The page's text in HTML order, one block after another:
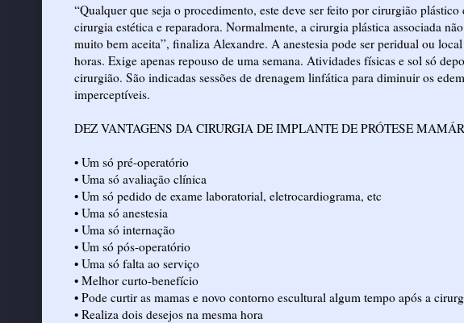
“Qualquer que seja o procedimento, este deve ser feito por cirurgião
cirurgia estética e reparadora. Normalmente, a cirurgia plástica associada
muito bem aceita”, finaliza Alexandre. A anestesia pode ser peridual ou
horas. Exige apenas repouso de uma semana. Atividades físicas e sol só
cirurgião. São indicadas sessões de drenagem linfática para diminuir os
imperceptíveis.
DEZ VANTAGENS DA CIRURGIA DE IMPLANTE DE PRÓTESE
• Um só pré-operatório
• Uma só avaliação clínica
• Um só pedido de exame laboratorial, eletrocardiograma, etc
• Uma só anestesia
• Uma só internação
• Um só pós-operatório
• Uma só falta ao serviço
• Melhor curto-benefício
• Pode curtir as mamas e novo contorno escultural algum tempo após a
• Realiza dois desejos na mesma hora